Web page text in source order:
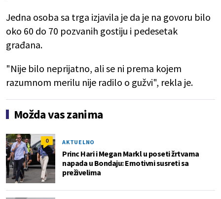
Jedna osoba sa trga izjavila je da je na govoru bilo
oko 60 do 70 pozvanih gostiju i pedesetak
građana.
"Nije bilo neprijatno, ali se ni prema kojem
razumnom merilu nije radilo o gužvi", rekla je.
Možda vas zanima
0 AKTUELNO
Princ Hari i Megan Markl u poseti žrtvama
napada u Bondaju: Emotivni susreti sa
preživelima